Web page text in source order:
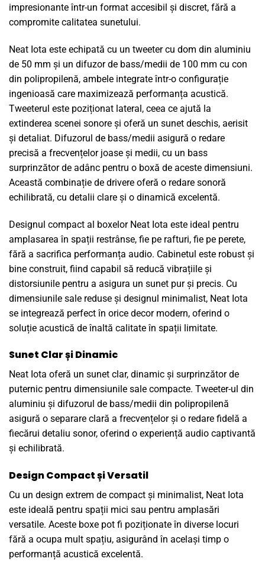
impresionante într-un format accesibil și discret, fără a
compromite calitatea sunetului.
Neat Iota este echipată cu un tweeter cu dom din aluminiu
de 50 mm și un difuzor de bass/medii de 100 mm cu con
din polipropilenă, ambele integrate într-o configurație
ingenioasă care maximizează performanța acustică.
Tweeterul este poziționat lateral, ceea ce ajută la
extinderea scenei sonore și oferă un sunet deschis, aerisit
și detaliat. Difuzorul de bass/medii asigură o redare
precisă a frecvențelor joase și medii, cu un bass
surprinzător de adânc pentru o boxă de aceste dimensiuni.
Această combinație de drivere oferă o redare sonoră
echilibrată, cu detalii clare și o dinamică excelentă.
Designul compact al boxelor Neat Iota este ideal pentru
amplasarea în spații restrânse, fie pe rafturi, fie pe perete,
fără a sacrifica performanța audio. Cabinetul este robust și
bine construit, fiind capabil să reducă vibrațiile și
distorsiunile pentru a asigura un sunet pur și precis. Cu
dimensiunile sale reduse și designul minimalist, Neat Iota
se integrează perfect în orice decor modern, oferind o
soluție acustică de înaltă calitate în spații limitate.
Sunet Clar și Dinamic
Neat Iota oferă un sunet clar, dinamic și surprinzător de
puternic pentru dimensiunile sale compacte. Tweeter-ul din
aluminiu și difuzorul de bass/medii din polipropilenă
asigură o separare clară a frecvențelor și o redare fidelă a
fiecărui detaliu sonor, oferind o experiență audio captivantă
și echilibrată.
Design Compact și Versatil
Cu un design extrem de compact și minimalist, Neat Iota
este ideală pentru spații mici sau pentru amplasări
versatile. Aceste boxe pot fi poziționate în diverse locuri
fără a ocupa mult spațiu, asigurând în același timp o
performanță acustică excelentă.